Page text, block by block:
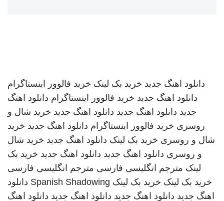
دانلود اهنگ جدید خرید بک لینک خرید فالوور اینستاگرام
دانلود اهنگ جدید خرید فالوور اینستاگرام دانلود اهنگ
جدید دانلود اهنگ جدید دانلود اهنگ جدید خرید شال و
روسری خرید فالوور اینستاگرام دانلود اهنگ جدید خرید
شال و روسری خرید بک لینک دانلود اهنگ جدید خرید شال
و روسری دانلود اهنگ جدید دانلود اهنگ جدید خرید بک
لینک مترجم انگلیسی فارسی مترجم انگلیسی فارسی
خرید بک لینک خرید بک لینک Spanish Shadowing دانلود
اهنگ جدید دانلود اهنگ جدید دانلود اهنگ جدید دانلود اهنگ